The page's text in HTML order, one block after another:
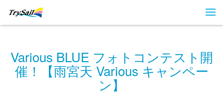
Various BLUE フォトコンテスト開
催！【雨宮天 Various キャンペー
ン】